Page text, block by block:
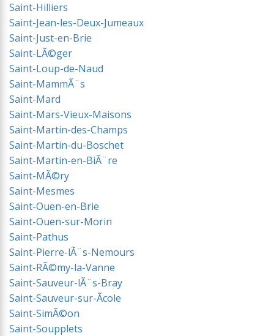
Saint-Hilliers
Saint-Jean-les-Deux-Jumeaux
Saint-Just-en-Brie
Saint-LÃ©ger
Saint-Loup-de-Naud
Saint-MammÃ¨s
Saint-Mard
Saint-Mars-Vieux-Maisons
Saint-Martin-des-Champs
Saint-Martin-du-Boschet
Saint-Martin-en-BiÃ¨re
Saint-MÃ©ry
Saint-Mesmes
Saint-Ouen-en-Brie
Saint-Ouen-sur-Morin
Saint-Pathus
Saint-Pierre-lÃ¨s-Nemours
Saint-RÃ©my-la-Vanne
Saint-Sauveur-lÃ¨s-Bray
Saint-Sauveur-sur-Ãcole
Saint-SimÃ©on
Saint-Soupplets